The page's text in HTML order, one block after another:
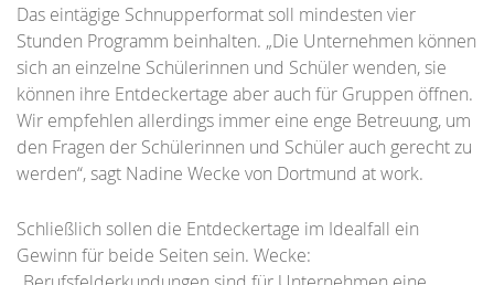
Das eintägige Schnupperformat soll mindesten vier
Stunden Programm beinhalten. „Die Unternehmen können
sich an einzelne Schülerinnen und Schüler wenden, sie
können ihre Entdeckertage aber auch für Gruppen öffnen.
Wir empfehlen allerdings immer eine enge Betreuung, um
den Fragen der Schülerinnen und Schüler auch gerecht zu
werden“, sagt Nadine Wecke von Dortmund at work.
Schließlich sollen die Entdeckertage im Idealfall ein
Gewinn für beide Seiten sein. Wecke: